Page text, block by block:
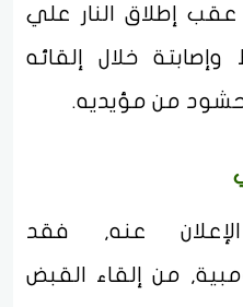
إطلاق النار علي
خلال إلقائه
حشود من مؤيديه.
عنه, فقد
من إلقاء القبض